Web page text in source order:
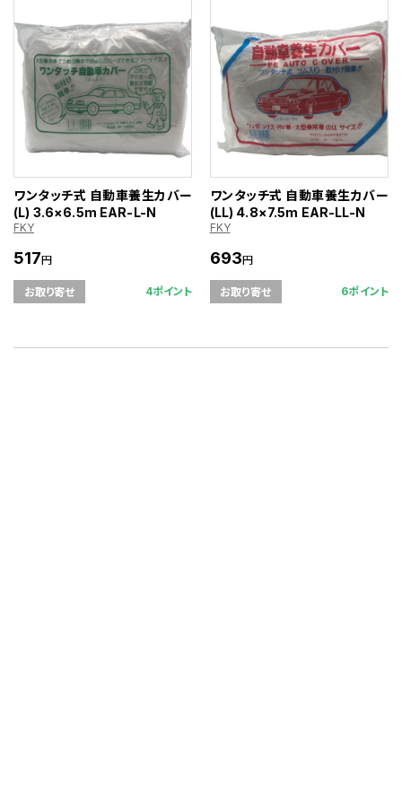
ワンタッチ式 自動車養生カバー
(L) 3.6×6.5m EAR-L-N
FKY
517円
お取り寄せ 4ポイント
ワンタッチ式 自動車養生カバー
(LL) 4.8×7.5m EAR-LL-N
FKY
693円
お取り寄せ 6ポイント